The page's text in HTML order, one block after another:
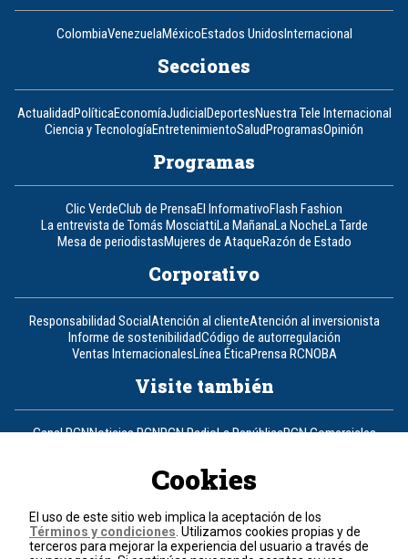
ColombiaVenezuelaMéxicoEstados UnidosInternacional
Secciones
ActualidadPolíticaEconomíaJudicialDeportesNuestra Tele Internacional
Ciencia y TecnologíaEntretenimientoSaludProgramasOpinión
Programas
Clic VerdeClub de PrensaEl InformativoFlash Fashion
La entrevista de Tomás MosciattiLa MañanaLa NocheLa Tarde
Mesa de periodistasMujeres de AtaqueRazón de Estado
Corporativo
Responsabilidad SocialAtención al clienteAtención al inversionista
Informe de sostenibilidadCódigo de autorregulación
Ventas InternacionalesLínea ÉticaPrensa RCNOBA
Visite también
Canal RCNNoticias RCNRCN RadioLa RepúblicaRCN Comerciales
Un producto de RCN Televisión
Contáctenos
Teléfono+57 (601) 426 92 92
Cookies
El uso de este sitio web implica la aceptación de los
Términos y condiciones . Utilizamos cookies propias y de
terceros para mejorar la experiencia del usuario a través de